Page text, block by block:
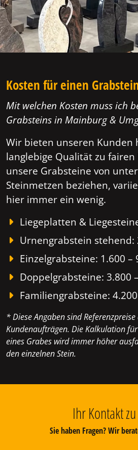
Kosten für einen
Mit welchen Kosten muss ich
Grabsteins in Mainburg &
Wir bieten unseren Kunden
langlebige Qualität zu
unsere Grabsteine von
Steinmetzen beziehen,
hier immer ein wenig.
Liegeplatten &
Urnengrabstein stehend:
Einzelgrabsteine: 1.600 –
Doppelgrabsteine: 3.800
Familiengrabsteine:
* Diese Angaben sind
Kundenaufträgen. Die Kalkulation
eines Grabes wird immer höher
den einzelnen Stein.
Ihr Kontakt
Sie haben Fragen? Wir